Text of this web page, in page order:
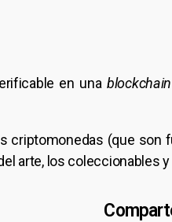
en una blockchain
criptomonedas (que
arte, los